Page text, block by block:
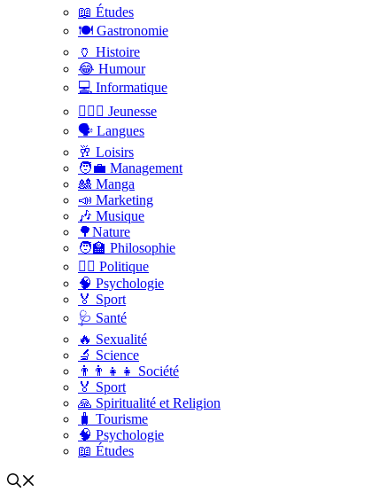
📖 Études
🍽️ Gastronomie
🏺 Histoire
😂 Humour
💻 Informatique
🤸🏽‍♀️ Jeunesse
🗣 Langues
🥂 Loisirs
🧑‍💼 Management
🎎 Manga
📣 Marketing
🎶 Musique
🌳Nature
🧑‍🏫 Philosophie
👨‍⚖️ Politique
🧠 Psychologie
🏅 Sport
🩺 Santé
🔥 Sexualité
🔬 Science
👨‍👨‍👧‍👧 Société
🏅 Sport
🙏 Spiritualité et Religion
🧳 Tourisme
🧠 Psychologie
📖 Études